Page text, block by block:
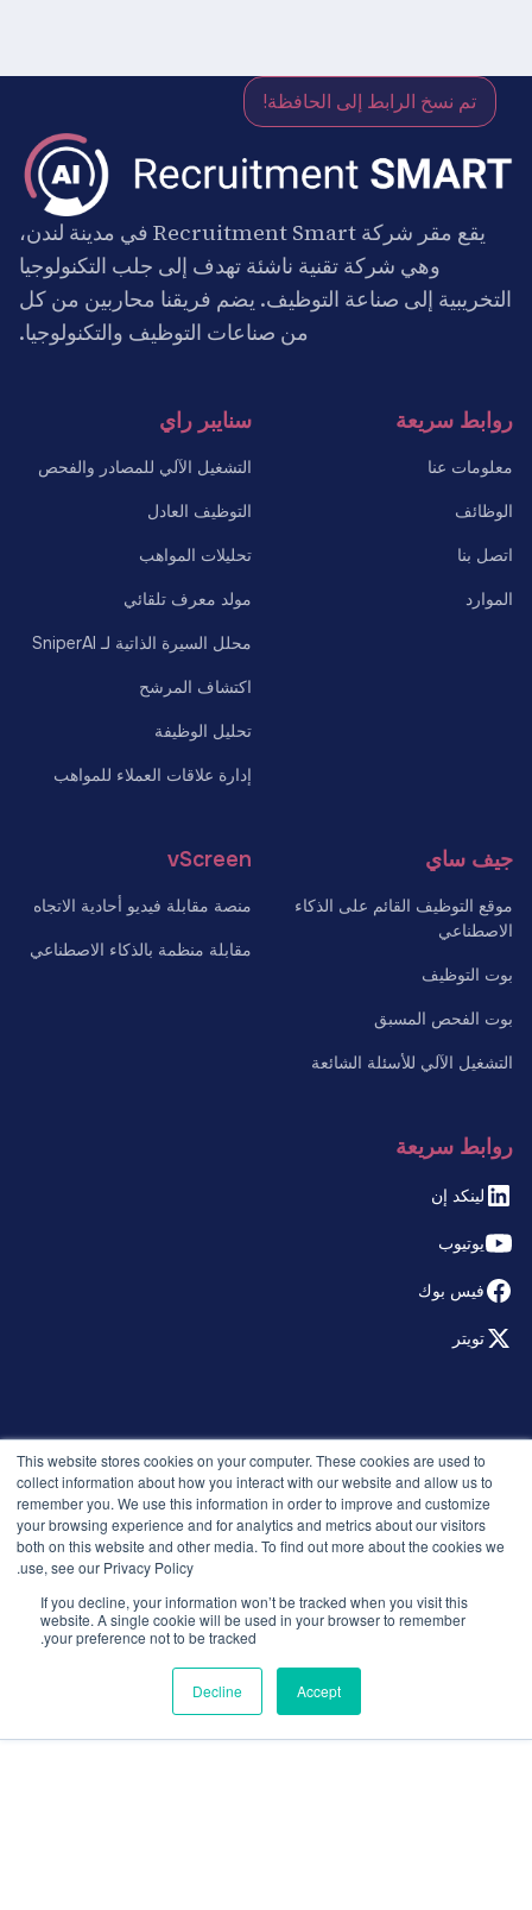
This website stores cookies on your computer. These cookies are used to
collect information about how you interact with our website and allow us to
remember you. We use this information in order to improve and customize
your browsing experience and for analytics and metrics about our visitors
both on this website and other media. To find out more about the cookies we
use, see our Privacy Policy.
If you decline, your information won’t be tracked when you visit this
website. A single cookie will be used in your browser to remember
your preference not to be tracked.
Accept
Decline
تم نسخ الرابط إلى الحافظة!
يقع مقر شركة Recruitment Smart في مدينة لندن،
وهي شركة تقنية ناشئة تهدف إلى جلب التكنولوجيا
التخريبية إلى صناعة التوظيف. يضم فريقنا محاربين من كل
من صناعات التوظيف والتكنولوجيا.
روابط سريعة
معلومات عنا
الوظائف
اتصل بنا
الموارد
سنايبر راي
التشغيل الآلي للمصادر والفحص
التوظيف العادل
تحليلات المواهب
مولد معرف تلقائي
محلل السيرة الذاتية لـ SniperAI
اكتشاف المرشح
تحليل الوظيفة
إدارة علاقات العملاء للمواهب
جيف ساي
موقع التوظيف القائم على الذكاء
الاصطناعي
بوت التوظيف
بوت الفحص المسبق
التشغيل الآلي للأسئلة الشائعة
vScreen
منصة مقابلة فيديو أحادية الاتجاه
مقابلة منظمة بالذكاء الاصطناعي
روابط سريعة
لينكد إن
يوتيوب
فيس بوك
تويتر
سياسة الخصوصية
الإصدارات
الأمان والامتثال
الشروط والأحكام